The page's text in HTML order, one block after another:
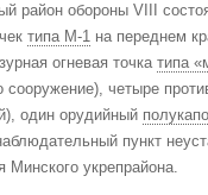
район обороны VIII
типа М-1 на переднем
огневая точка типа
четыре
один орудийный
пункт
Минского укрепрайона.